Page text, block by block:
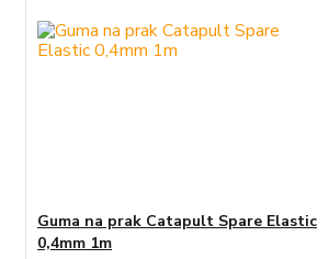
Guma na prak Catapult Spare Elastic
0,4mm 1m